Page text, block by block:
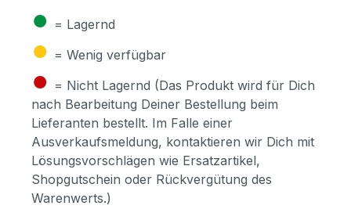
● = Lagernd
● = Wenig verfügbar
● = Nicht Lagernd (Das Produkt wird für Dich
nach Bearbeitung Deiner Bestellung beim
Lieferanten bestellt. Im Falle einer
Ausverkaufsmeldung, kontaktieren wir Dich mit
Lösungsvorschlägen wie Ersatzartikel,
Shopgutschein oder Rückvergütung des
Warenwerts.)